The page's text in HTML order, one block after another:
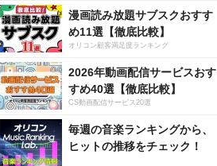
漫画読み放題サブスクおすす
め11選【徹底比較】
オリコン顧客満足度ランキング
2026年動画配信サービスおす
すめ40選【徹底比較】
CS動画配信サービス20選
毎週の音楽ランキングから、
ヒットの推移をチェック！